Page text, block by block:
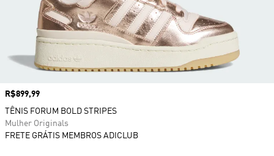
Preço
R$899,99
TÊNIS FORUM BOLD STRIPES
Mulher Originals
FRETE GRÁTIS MEMBROS ADICLUB